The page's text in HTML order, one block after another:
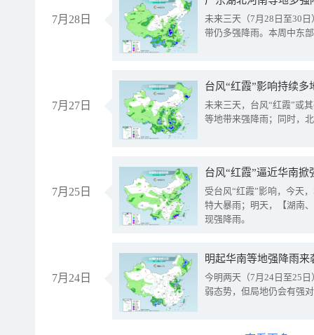
7月28日
未来三天（7月28日至30
带仍多强降雨。本周中东
7月27日
台风“红霞”影响持续
未来三天，台风“红霞”或
等地带来强降雨；同时，
7月25日
台风“红霞”逼近华南
受台风“红霞”影响，今天
特大暴雨；明天，【湖南
现强降雨。
7月24日
明起华南等地强降雨
今明两天（7月24日至25
弱态势，但局地仍会有强